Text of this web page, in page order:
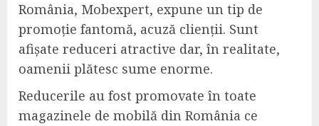
România, Mobexpert, expune un tip de
promoție fantomă, acuză clienții. Sunt
afișate reduceri atractive dar, în realitate,
oamenii plătesc sume enorme.
Reducerile au fost promovate în toate
magazinele de mobilă din România ce